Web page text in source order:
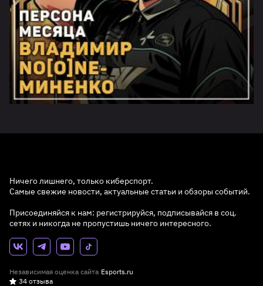
Ничего лишнего, только киберспорт.
Самые свежие новости, актуальные статьи и обзоры событий.
Присоединяйся к нам: регистрируйся, подписывайся в соц.
сетях и никогда не пропустишь ничего интересного.
Независимая оценка сайта Esports.ru
34 отзыва